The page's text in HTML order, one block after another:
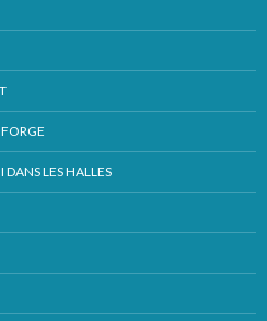
LES HALLES